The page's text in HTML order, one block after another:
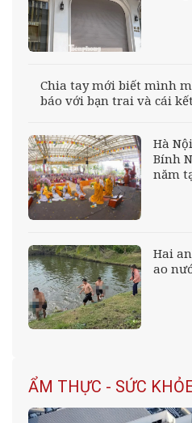
Chia tay mới biết mình
báo với bạn trai và cái
Hà
Bính
năm
Hai
ao
ẨM THỰC - SỨC